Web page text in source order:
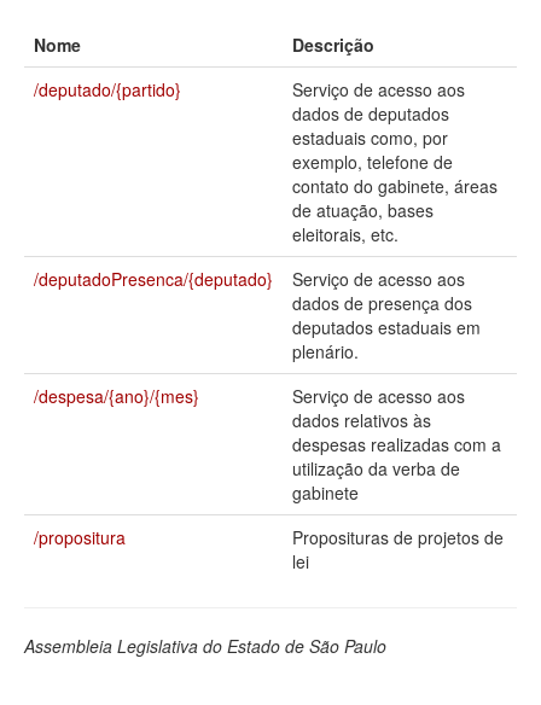
Planejamento
Catálogo de dados
Legislação
Perguntas frequentes
Nome
Descrição
/deputado/{partido}
Serviço de acesso aos
dados de deputados
estaduais como, por
exemplo, telefone de
contato do gabinete, áreas
de atuação, bases
eleitorais, etc.
/deputadoPresenca/{deputado}
Serviço de acesso aos
dados de presença dos
deputados estaduais em
plenário.
/despesa/{ano}/{mes}
Serviço de acesso aos
dados relativos às
despesas realizadas com a
utilização da verba de
gabinete
/propositura
Proposituras de projetos de
lei
Assembleia Legislativa do Estado de São Paulo